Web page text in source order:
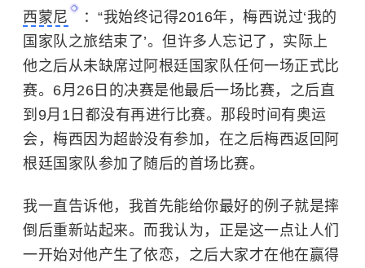
西蒙尼
：“我始终记得2016年，梅西说过‘我的
国家队之旅结束了’。但许多人忘记了，实际上
他之后从未缺席过阿根廷国家队任何一场正式比
赛。6月26日的决赛是他最后一场比赛，之后直
到9月1日都没有再进行比赛。那段时间有奥运
会，梅西因为超龄没有参加，在之后梅西返回阿
根廷国家队参加了随后的首场比赛。
我一直告诉他，我首先能给你最好的例子就是摔
倒后重新站起来。而我认为，正是这一点让人们
一开始对他产生了依恋，之后大家才在他在赢得